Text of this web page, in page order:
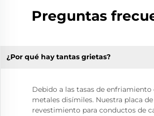
Preguntas
¿Por qué hay tantas grietas?
Debido a las tasas de enfriamiento
metales disímiles. Nuestra placa de
revestimiento para conductos de